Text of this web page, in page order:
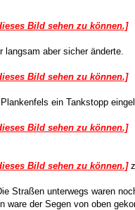
Bild sehen zu können.]
aber sicher änderte.
Bild sehen zu können.]
ein Tankstopp
Bild sehen zu können.]
Bild sehen zu können.]
Straßen unterwegs waren
ware der Segen von oben